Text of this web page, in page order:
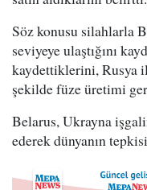
Söz konusu silahlarla
seviyeye ulaştığını
kaydettiklerini, Rusya
şekilde füze üretimi
Belarus, Ukrayna
ederek dünyanın